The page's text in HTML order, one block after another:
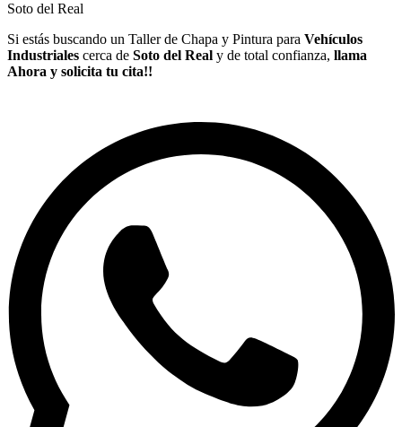
Soto del Real
Si estás buscando un Taller de Chapa y Pintura para Vehículos
Industriales cerca de Soto del Real y de total confianza, llama
Ahora y solicita tu cita!!